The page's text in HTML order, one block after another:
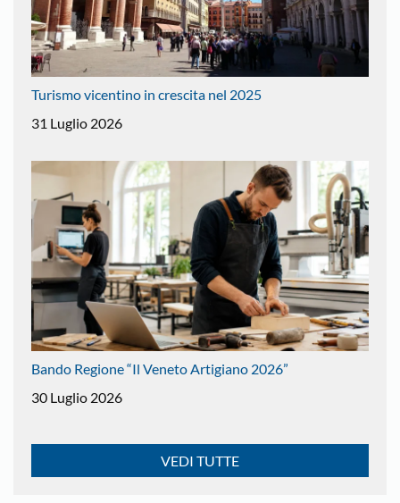
Turismo vicentino in crescita nel 2025
31 Luglio 2026
Bando Regione “Il Veneto Artigiano 2026”
30 Luglio 2026
VEDI TUTTE